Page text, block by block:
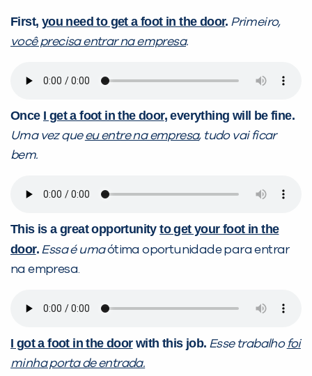
First, you need to get a foot in the door. Primeiro,
você precisa entrar na empresa.
Once I get a foot in the door, everything will be fine.
Uma vez queeu entre na empresa, tudo vai ficar
bem.
This is a great opportunityto get your foot in the
door. Essa é umaótima oportunidade para entrar
na empresa.
I got a foot in the doorwith this job. Esse trabalho foi
minha porta de entrada.